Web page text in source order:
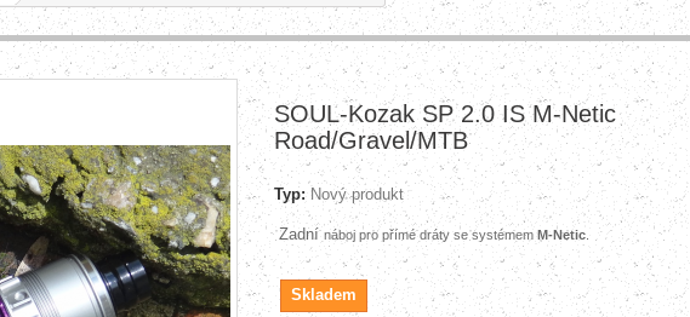
SOUL-Kozak SP 2.0 IS M-Netic
Road/Gravel/MTB
Typ: Nový produkt
Zadnínáboj pro přímé dráty se systémem M-Netic
Skladem